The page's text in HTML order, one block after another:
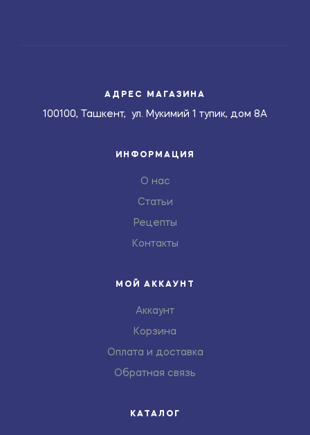
АДРЕС МАГАЗИНА
100100, Ташкент, ул. Мукимий 1 тупик, дом 8А
ИНФОРМАЦИЯ
О нас
Статьи
Рецепты
Контакты
МОЙ АККАУНТ
Аккаунт
Корзина
Оплата и доставка
Обратная связь
КАТАЛОГ